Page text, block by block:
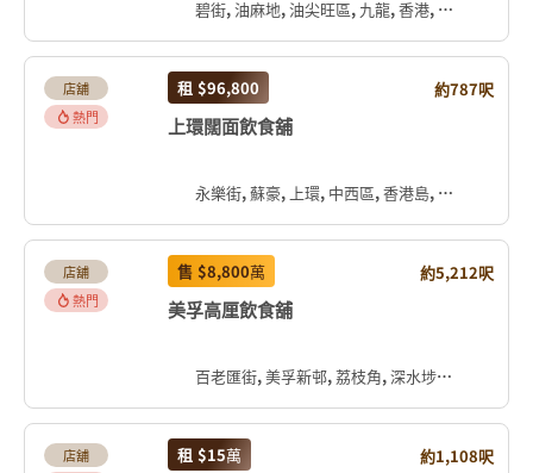
碧街, 油麻地, 油尖旺區, 九龍, 香港, 中国
店舖
熱門
租 $96,800 約787呎
上環闊面飲食舖
永樂街, 蘇豪, 上環, 中西區, 香港島, 香港, 中国
店舖
熱門
售 $8,800萬 約5,212呎
美孚高厘飲食舖
百老匯街, 美孚新邨, 荔枝角, 深水埗區, 九龍, 香港, 中国
店舖
租 $15萬 約1,108呎